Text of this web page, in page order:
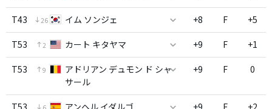
T43 26 イム ソンジェ +8 F +5
T53 2 カート キタヤマ +9 F +1
T53 9
アドリアン デュモン ド シャ
サール
+9 F 0
T53 アンヘル イダルゴ +9 F +2